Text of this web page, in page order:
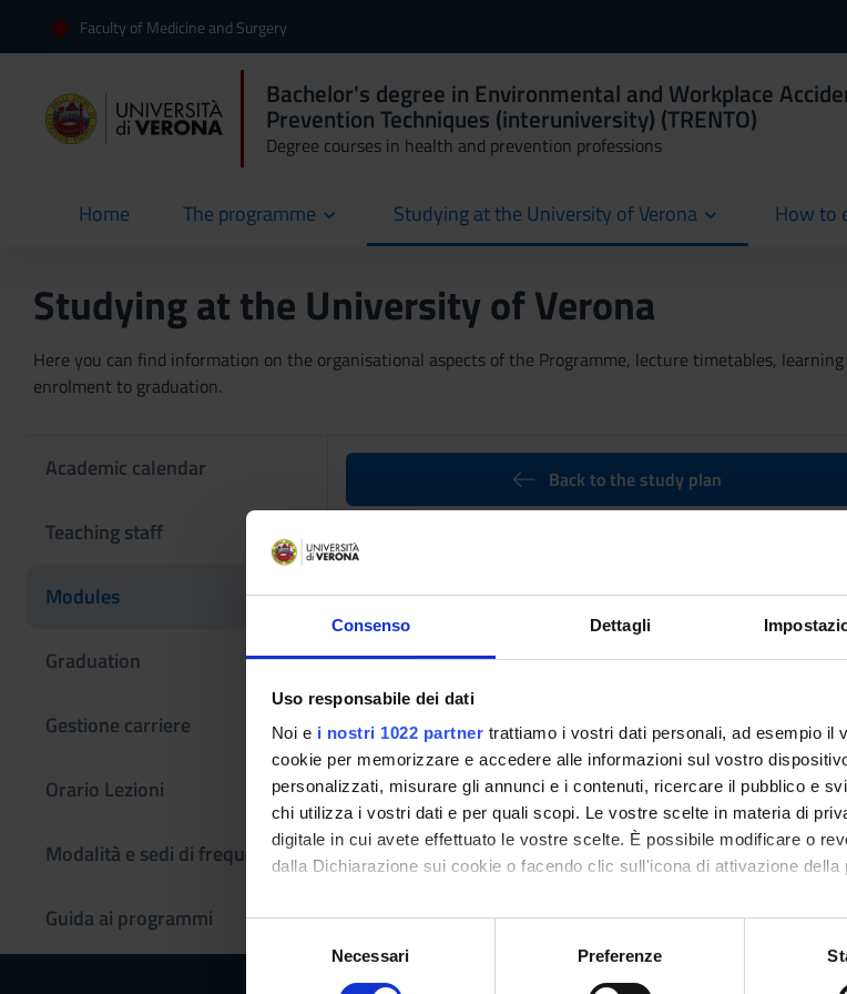
Consenso Dettagli
Uso responsabile dei dati
Noi e i nostri 1022 partner trattiamo i vostri dati personali, ad esempio il
cookie per memorizzare e accedere alle informazioni sul vostro
personalizzati, misurare gli annunci e i contenuti, ricercare il pubblico e
chi utilizza i vostri dati e per quali scopi. Le vostre scelte in materia di
digitale in cui avete effettuato le vostre scelte. È possibile modificare o
dalla Dichiarazione sui cookie o facendo clic sull'icona di attivazione della
Con il tuo consenso, vorremmo anche:
raccogliere informazioni sulla tua posizione geografica, con
e
Necessari Preferenze
Faculty of Medicine and Surgery
Bachelor's degree in Environmental and Workplace
Prevention Techniques (interuniversity) (TRENTO)
Degree courses in health and prevention professions
Home
current The programme Studying at the University of Verona How to
Studying at the University of Verona
Here you can find information on the organisational aspects of the Programme, lecture timetables,
enrolment to graduation.
Academic calendar
Teaching staff
Modules
Graduation
Gestione carriere
Orario Lezioni
Modalità e sedi di frequenza
Guida ai programmi
Back to the study plan
Clinical practice (2nd year) (2014/
Coordinator
Credits
Language
Italian
Scientific Disciplinary Sector (SSD)
MED/50 - APPLIED MEDICAL TECHNOLOGY AND
Period